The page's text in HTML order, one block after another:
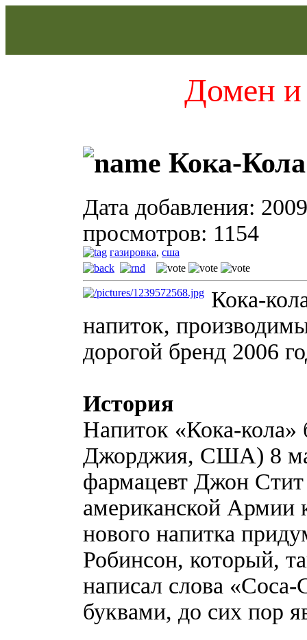
Домен и
Кока-Кола
Дата добавления:
просмотров: 1154
газировка, сша
Кока-
напиток,
дорогой бренд 2006
История
Напиток «Кока-кола»
Джорджия, США) 8
фармацевт Джон
американской Армии
нового напитка
Робинсон, который,
написал слова
буквами, до сих пор